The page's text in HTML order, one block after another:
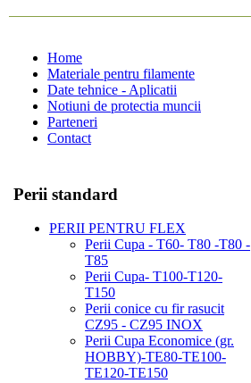
Home
Materiale pentru filamente
Date tehnice - Aplicatii
Notiuni de protectia muncii
Parteneri
Contact
Perii standard
PERII PENTRU FLEX
Perii Cupa - T60- T80 -T80 -
T85
Perii Cupa- T100-T120-
T150
Perii conice cu fir rasucit
CZ95 - CZ95 INOX
Perii Cupa Economice (gr.
HOBBY)-TE80-TE100-
TE120-TE150